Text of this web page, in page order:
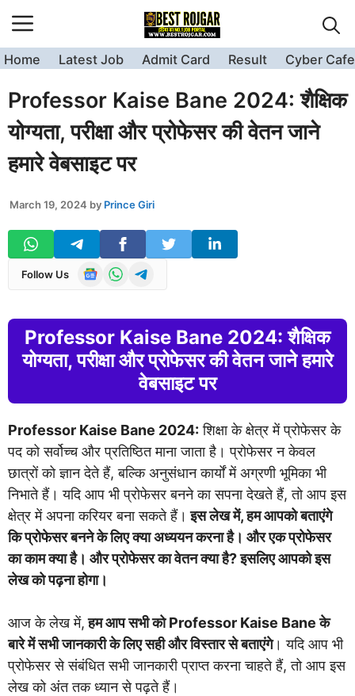
to
content
Home Latest Job Admit Card Result Cyber Cafe
Professor Kaise Bane 2024: शैक्षिक
योग्यता, परीक्षा और प्रोफेसर की वेतन जाने
हमारे वेबसाइट पर
March 19, 2024 by Prince Giri
Follow Us
Professor Kaise Bane 2024: शैक्षिक
योग्यता, परीक्षा और प्रोफेसर की वेतन जाने हमारे
वेबसाइट पर
Professor Kaise Bane 2024: शिक्षा के क्षेत्र में प्रोफेसर के
पद को सर्वोच्च और प्रतिष्ठित माना जाता है। प्रोफेसर न केवल
छात्रों को ज्ञान देते हैं, बल्कि अनुसंधान कार्यों में अग्रणी भूमिका भी
निभाते हैं। यदि आप भी प्रोफेसर बनने का सपना देखते हैं, तो आप इस
क्षेत्र में अपना करियर बना सकते हैं। इस लेख में, हम आपको बताएंगे
कि प्रोफेसर बनने के लिए क्या अध्ययन करना है। और एक प्रोफेसर
का काम क्या है। और प्रोफेसर का वेतन क्या है? इसलिए आपको इस
लेख को पढ़ना होगा।
आज के लेख में,हम आप सभी को Professor Kaise Bane के
बारे में सभी जानकारी के लिए सही और विस्तार से बताएंगे। यदि आप भी
प्रोफेसर से संबंधित सभी जानकारी प्राप्त करना चाहते हैं, तो आप इस
लेख को अंत तक ध्यान से पढ़ते हैं।